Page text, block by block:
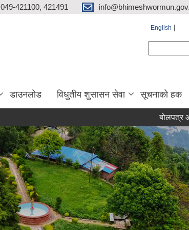
049-421100, 421491
English
डाउनलोड विधुतीय शुसासन सेवा सूचनाको हक
बोलपत्र